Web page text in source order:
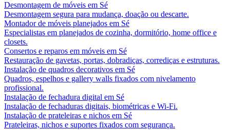
Desmontagem de móveis em Sé
Desmontagem segura para mudança, doação ou descarte.
Montador de móveis planejados em Sé
Especialistas em planejados de cozinha, dormitório, home office e
closets.
Consertos e reparos em móveis em Sé
Restauração de gavetas, portas, dobradiças, corrediças e estruturas.
Instalação de quadros decorativos em Sé
Quadros, espelhos e gallery walls fixados com nivelamento
profissional.
Instalação de fechadura digital em Sé
Instalação de fechaduras digitais, biométricas e Wi-Fi.
Instalação de prateleiras e nichos em Sé
Prateleiras, nichos e suportes fixados com segurança.